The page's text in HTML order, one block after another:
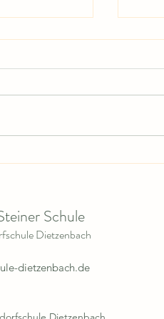
Schule
Dietzenbach
dietzenbach.de